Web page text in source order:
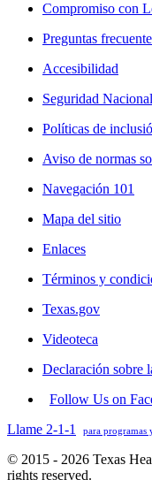
Compromiso con
Preguntas
Accesibilidad
Seguridad
Políticas de
Aviso de normas
Navegación 101
Mapa del sitio
Enlaces
Términos y
Texas.gov
Videoteca
Declaración sobre
Follow Us on
Llame 2-1-1
para programas
© 2015 - 2026 Texas
rights reserved.